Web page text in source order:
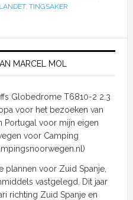
, TINGSAKER
MARCEL MOL
Globedrome T6810-2 2.3
voor het bezoeken van
Portugal voor mijn eigen
voor Camping
plannen voor Zuid Spanje,
vastgelegd. Dit jaar
richting Zuid Spanje en